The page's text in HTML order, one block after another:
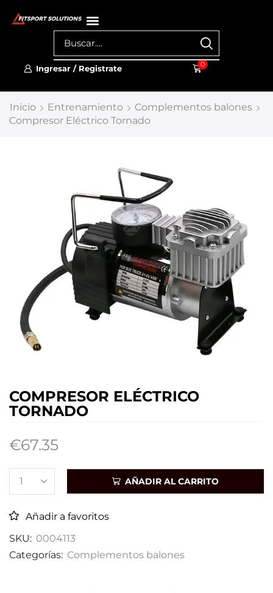
Ingresar / Registrate 0
Inicio Entrenamiento
Complementos balones
Compresor Eléctrico Tornado
COMPRESOR ELÉCTRICO
TORNADO
€67.35
AÑADIR AL CARRITO
Añadir a favoritos
SKU: 0004113
Categorías: Complementos balones